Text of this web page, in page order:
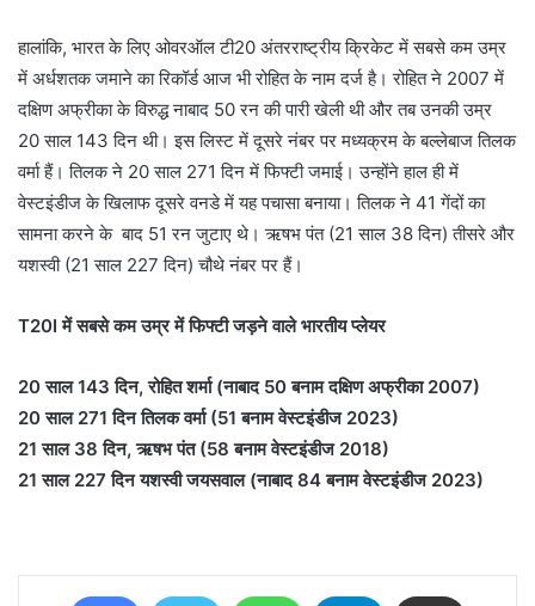
हालांकि, भारत के लिए ओवरऑल टी20 अंतरराष्ट्रीय क्रिकेट में सबसे कम उम्र
में अर्धशतक जमाने का रिकॉर्ड आज भी रोहित के नाम दर्ज है। रोहित ने 2007 में
दक्षिण अफ्रीका के विरुद्ध नाबाद 50 रन की पारी खेली थी और तब उनकी उम्र
20 साल 143 दिन थी। इस लिस्ट में दूसरे नंबर पर मध्यक्रम के बल्लेबाज तिलक
वर्मा हैं। तिलक ने 20 साल 271 दिन में फिफ्टी जमाई। उन्होंने हाल ही में
वेस्टइंडीज के खिलाफ दूसरे वनडे में यह पचासा बनाया। तिलक ने 41 गेंदों का
सामना करने के बाद 51 रन जुटाए थे। ऋषभ पंत (21 साल 38 दिन) तीसरे और
यशस्वी (21 साल 227 दिन) चौथे नंबर पर हैं।
T20I में सबसे कम उम्र में फिफ्टी जड़ने वाले भारतीय प्लेयर
20 साल 143 दिन, रोहित शर्मा (नाबाद 50 बनाम दक्षिण अफ्रीका 2007)
20 साल 271 दिन तिलक वर्मा (51 बनाम वेस्टइंडीज 2023)
21 साल 38 दिन, ऋषभ पंत (58 बनाम वेस्टइंडीज 2018)
21 साल 227 दिन यशस्वी जयसवाल (नाबाद 84 बनाम वेस्टइंडीज 2023)